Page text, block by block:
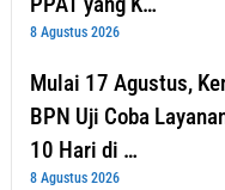
8 Agustus 2026
Mulai 17 Agustus,
BPN Uji Coba
10 Hari di …
8 Agustus 2026